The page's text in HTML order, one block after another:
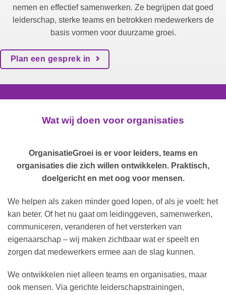
nemen en effectief samenwerken. Ze begrijpen dat goed
leiderschap, sterke teams en betrokken medewerkers de
basis vormen voor duurzame groei.
Plan een gesprek in
Wat wij doen voor organisaties
OrganisatieGroei is er voor leiders, teams en
organisaties die zich willen ontwikkelen. Praktisch,
doelgericht en met oog voor mensen.
We helpen als zaken minder goed lopen, of als je voelt: het
kan beter. Of het nu gaat om leidinggeven, samenwerken,
communiceren, veranderen of het versterken van
eigenaarschap – wij maken zichtbaar wat er speelt en
zorgen dat medewerkers ermee aan de slag kunnen.
We ontwikkelen niet alleen teams en organisaties, maar
ook mensen. Via gerichte leiderschapstrainingen,